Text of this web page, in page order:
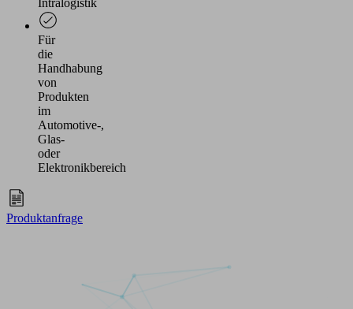
Usercentrics
Consent
Management
Platform
Für
die
Handhabung
von
Produkten
im
Automotive-,
Glas-
oder
Elektronikbereich
Produktanfrage